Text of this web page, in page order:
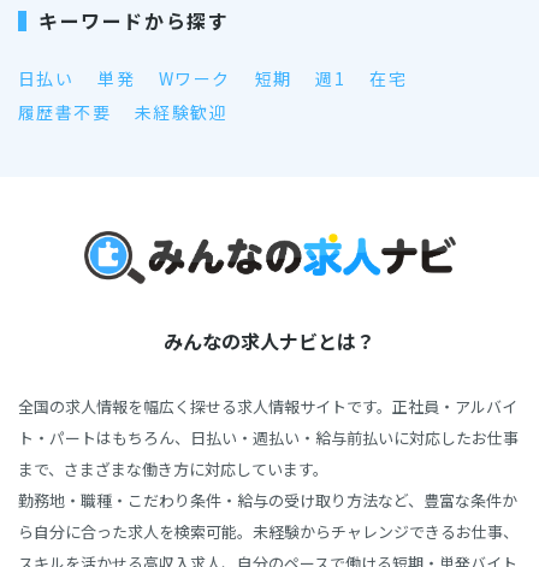
キーワードから探す
日払い 単発 Wワーク 短期 週1
在宅
履歴書不要
未経験歓迎
みんなの求人ナビとは？
全国の求人情報を幅広く探せる求人情報サイトです。正社員・アルバイ
ト・パートはもちろん、日払い・週払い・給与前払いに対応したお仕事
まで、さまざまな働き方に対応しています。
勤務地・職種・こだわり条件・給与の受け取り方法など、豊富な条件か
ら自分に合った求人を検索可能。未経験からチャレンジできるお仕事、
スキルを活かせる高収入求人、自分のペースで働ける短期・単発バイト